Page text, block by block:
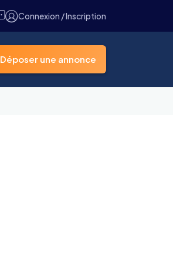
Connexion / Inscription
Déposer une annonce